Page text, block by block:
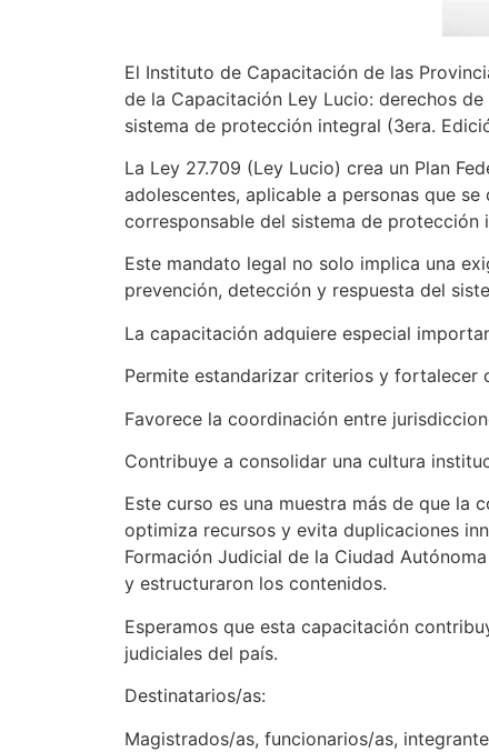
El Instituto de Capacitación de las
de la Capacitación Ley Lucio: derechos
sistema de protección integral (3era.
La Ley 27.709 (Ley Lucio) crea un Plan
adolescentes, aplicable a personas que
corresponsable del sistema de protección
Este mandato legal no solo implica una
prevención, detección y respuesta del
La capacitación adquiere especial
Permite estandarizar criterios y fortalecer
Favorece la coordinación entre
Contribuye a consolidar una cultura
Este curso es una muestra más de que
optimiza recursos y evita duplicaciones
Formación Judicial de la Ciudad
y estructuraron los contenidos.
Esperamos que esta capacitación
judiciales del país.
Destinatarios/as:
Magistrados/as, funcionarios/as,